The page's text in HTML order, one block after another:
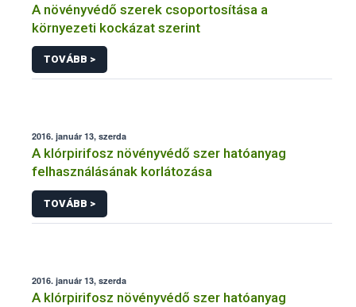
A növényvédő szerek csoportosítása a
környezeti kockázat szerint
TOVÁBB >
2016. január 13, szerda
A klórpirifosz növényvédő szer hatóanyag
felhasználásának korlátozása
TOVÁBB >
2016. január 13, szerda
A klórpirifosz növényvédő szer hatóanyag